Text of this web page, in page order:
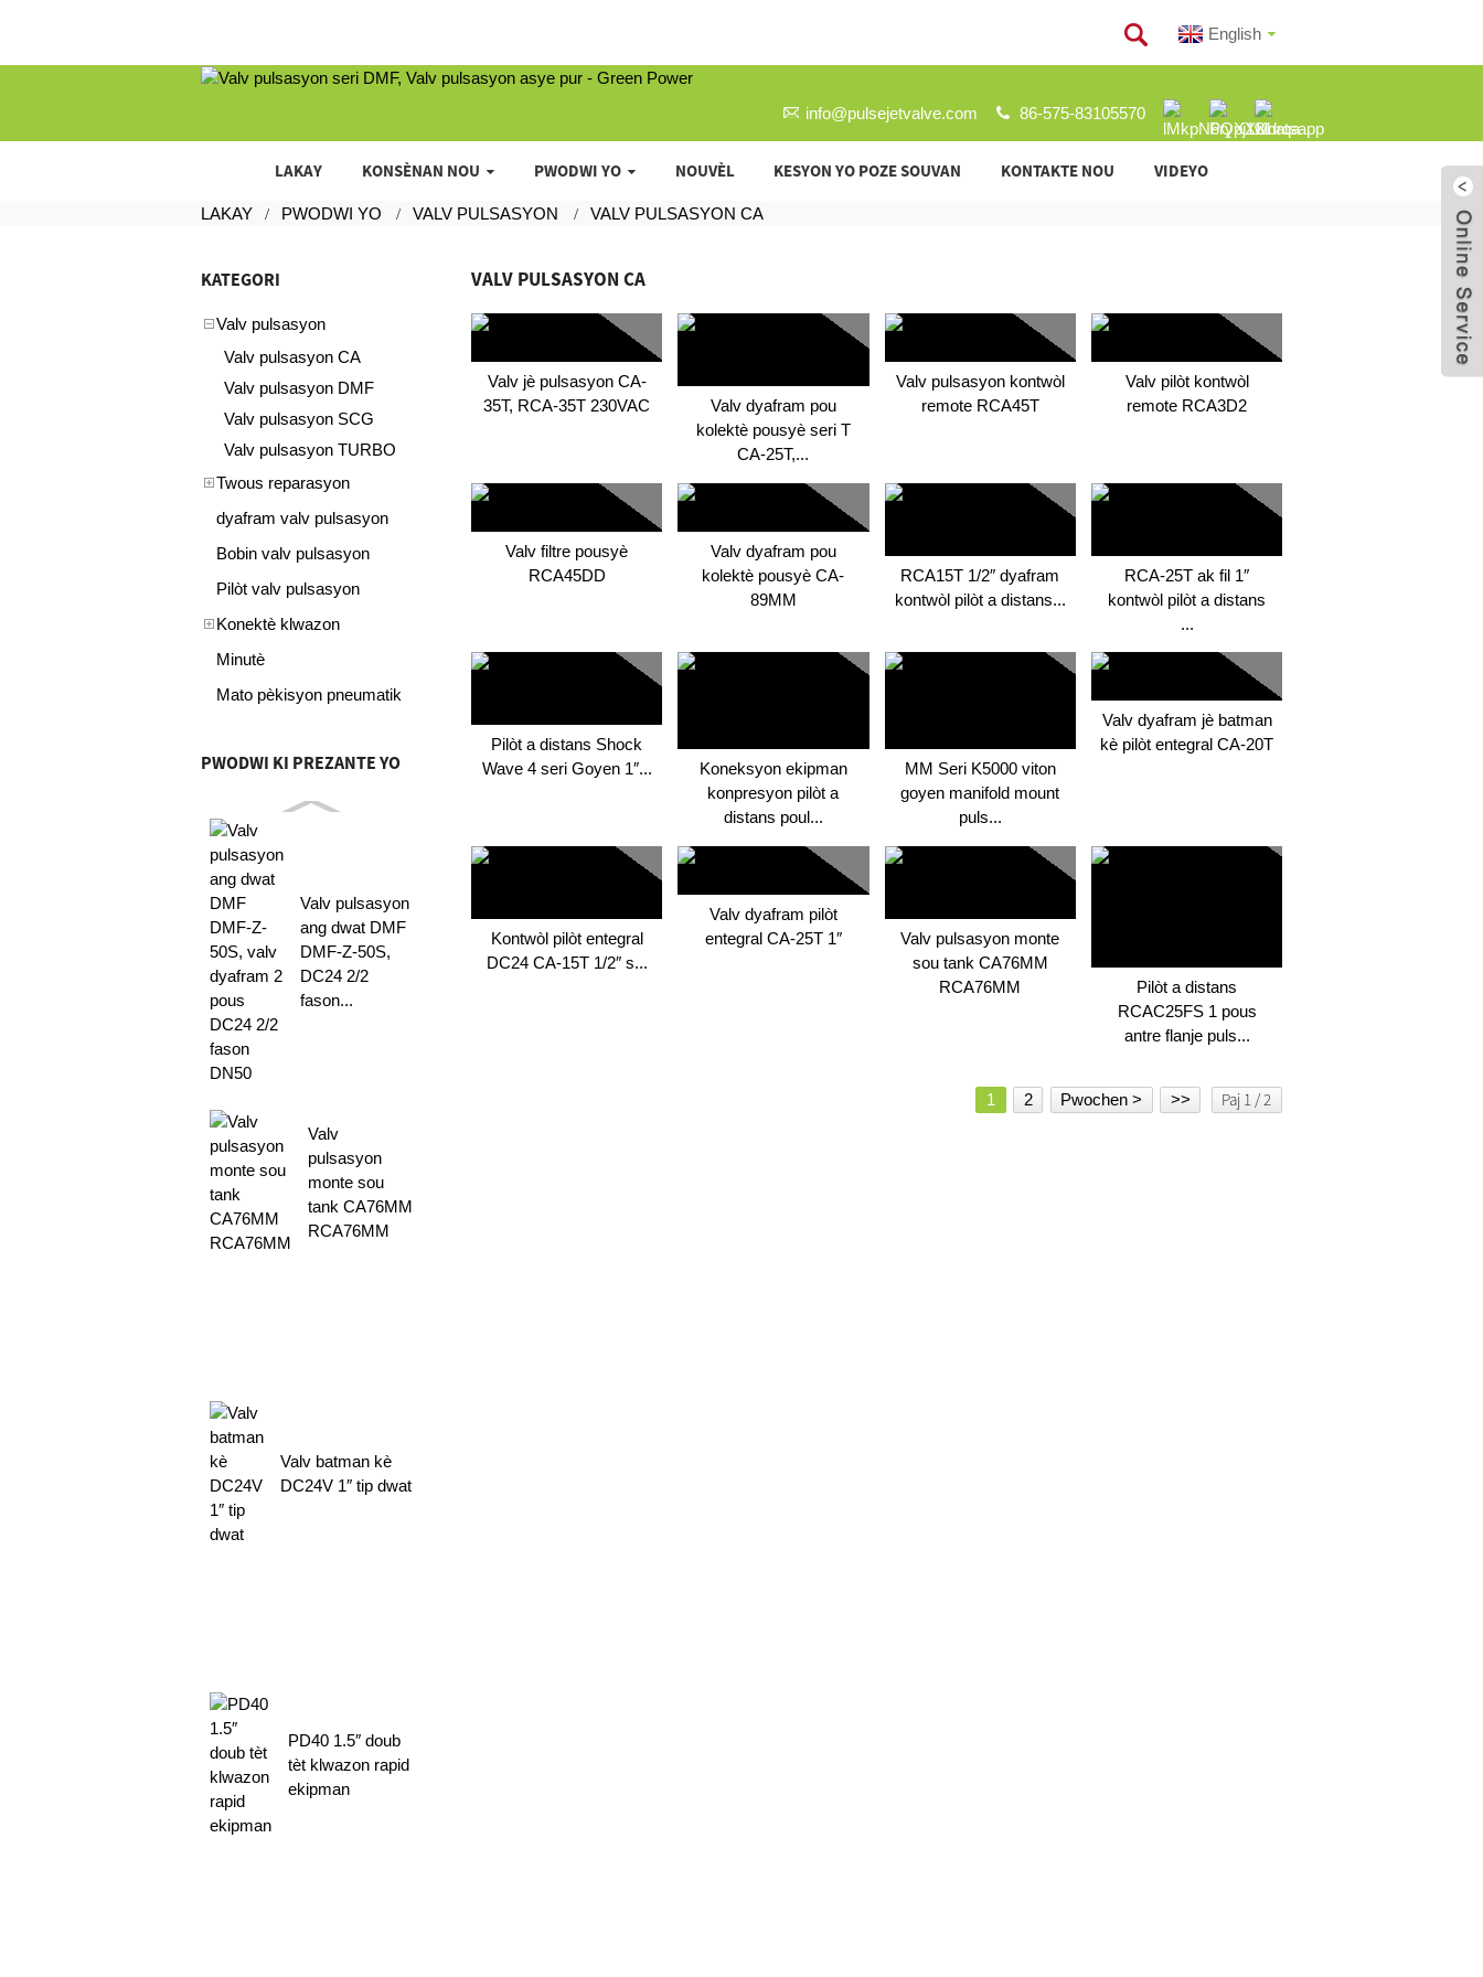
English
info@pulsejetvalve.com 86-575-83105570
LAKAY KONSÈNAN NOU PWODWI YO NOUVÈL KESYON YO POZE SOUVAN KONTAKTE NOU VIDEYO
LAKAY PWODWI YO VALV PULSASYON VALV PULSASYON CA
KATEGORI
Valv pulsasyon
Valv pulsasyon CA
Valv pulsasyon DMF
Valv pulsasyon SCG
Valv pulsasyon TURBO
Twous reparasyon
dyafram valv pulsasyon
Bobin valv pulsasyon
Pilòt valv pulsasyon
Konektè klwazon
Minutè
Mato pèkisyon pneumatik
PWODWI KI PREZANTE YO
Valv pulsasyon
ang dwat DMF
DMF-Z-50S,
DC24 2/2
fason...
Valv
pulsasyon
monte sou
tank CA76MM
RCA76MM
Valv batman kè
DC24V 1″ tip dwat
PD40 1.5″ doub
tèt klwazon rapid
ekipman
VALV PULSASYON CA
Valv jè pulsasyon CA-
35T, RCA-35T 230VAC
Valv dyafram pou
kolektè pousyè seri T
CA-25T,...
Valv pulsasyon kontwòl
remote RCA45T
Valv pilòt kontwòl
remote RCA3D2
Valv filtre pousyè
RCA45DD
Valv dyafram pou
kolektè pousyè CA-
89MM
RCA15T 1/2″ dyafram
kontwòl pilòt a distans...
RCA-25T ak fil 1″
kontwòl pilòt a distans
...
Pilòt a distans Shock
Wave 4 seri Goyen 1″...
Koneksyon ekipman
konpresyon pilòt a
distans poul...
MM Seri K5000 viton
goyen manifold mount
puls...
Valv dyafram jè batman
kè pilòt entegral CA-20T
Kontwòl pilòt entegral
DC24 CA-15T 1/2″ s...
Valv dyafram pilòt
entegral CA-25T 1″
Valv pulsasyon monte
sou tank CA76MM
RCA76MM
Pilòt a distans
RCAC25FS 1 pous
antre flanje puls...
1 2 Pwochen > >> Paj 1 / 2